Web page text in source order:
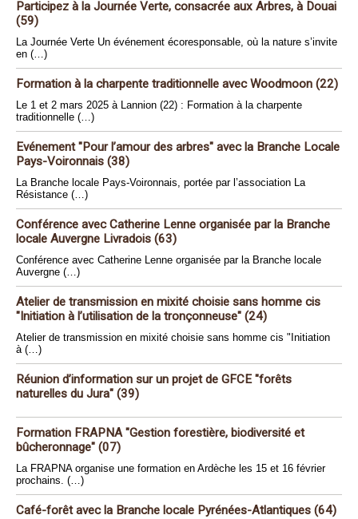
Participez à la Journée Verte, consacrée aux Arbres, à Douai
(59)
La Journée Verte Un événement écoresponsable, où la nature s’invite
en (…)
Formation à la charpente traditionnelle avec Woodmoon (22)
Le 1 et 2 mars 2025 à Lannion (22) : Formation à la charpente
traditionnelle (…)
Evénement "Pour l’amour des arbres" avec la Branche Locale
Pays-Voironnais (38)
La Branche locale Pays-Voironnais, portée par l’association La
Résistance (…)
Conférence avec Catherine Lenne organisée par la Branche
locale Auvergne Livradois (63)
Conférence avec Catherine Lenne organisée par la Branche locale
Auvergne (…)
Atelier de transmission en mixité choisie sans homme cis
"Initiation à l’utilisation de la tronçonneuse" (24)
Atelier de transmission en mixité choisie sans homme cis "Initiation
à (…)
Réunion d’information sur un projet de GFCE "forêts
naturelles du Jura" (39)
Formation FRAPNA "Gestion forestière, biodiversité et
bûcheronnage" (07)
La FRAPNA organise une formation en Ardèche les 15 et 16 février
prochains. (…)
Café-forêt avec la Branche locale Pyrénées-Atlantiques (64)